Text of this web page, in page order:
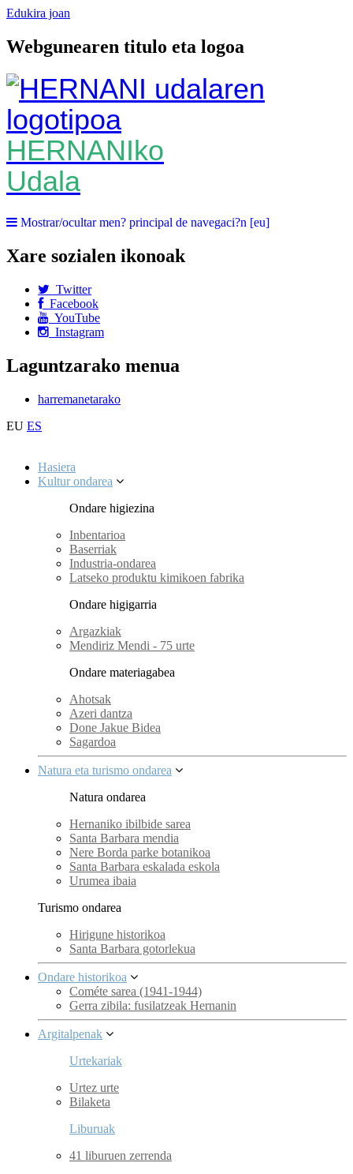
Edukira joan
Webgunearen titulo eta logoa
HERNANIko
Udala
Mostrar/ocultar men? principal de navegaci?n [eu]
Xare sozialen ikonoak
Twitter
Facebook
YouTube
Instagram
Laguntzarako menua
harremanetarako
EU ES
Hasiera
Kultur ondarea
Ondare higiezina
Inbentarioa
Baserriak
Industria-ondarea
Latseko produktu kimikoen fabrika
Ondare higigarria
Argazkiak
Mendiriz Mendi - 75 urte
Ondare materiagabea
Ahotsak
Azeri dantza
Done Jakue Bidea
Sagardoa
Natura eta turismo ondarea
Natura ondarea
Hernaniko ibilbide sarea
Santa Barbara mendia
Nere Borda parke botanikoa
Santa Barbara eskalada eskola
Urumea ibaia
Turismo ondarea
Hirigune historikoa
Santa Barbara gotorlekua
Ondare historikoa
Cométe sarea (1941-1944)
Gerra zibila: fusilatzeak Hernanin
Argitalpenak
Urtekariak
Urtez urte
Bilaketa
Liburuak
41 liburuen zerrenda